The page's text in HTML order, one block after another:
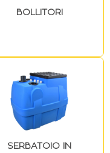
BOLLITORI
SERBATOIO IN